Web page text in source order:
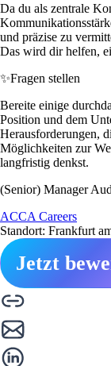
Da du als zentrale
und präzise zu
Das wird dir helfen,
✨Fragen stellen
Bereite einige
Position und dem
Herausforderungen,
Möglichkeiten zur
langfristig denkst.
(Senior) Manager
ACCA Careers
Standort: Frankfurt
Jetzt